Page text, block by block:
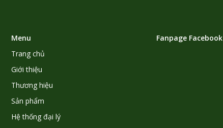
Menu
Trang chủ
Giới thiệu
Thương hiệu
Sản phẩm
Hệ thống đại lý
Fanpage Facebook